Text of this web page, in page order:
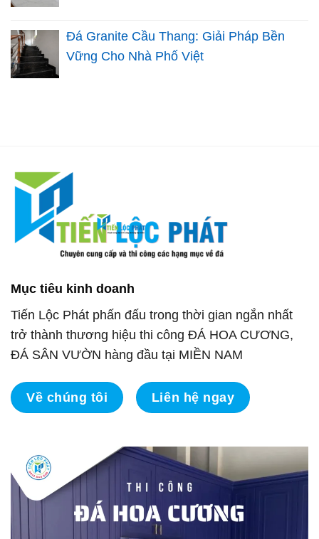
Đá Granite Cầu Thang: Giải Pháp Bền
Vững Cho Nhà Phố Việt
Mục tiêu kinh doanh
Tiến Lộc Phát phấn đấu trong thời gian ngắn nhất
trở thành thương hiệu thi công ĐÁ HOA CƯƠNG,
ĐÁ SÂN VƯỜN hàng đầu tại MIỀN NAM
Về chúng tôi Liên hệ ngay